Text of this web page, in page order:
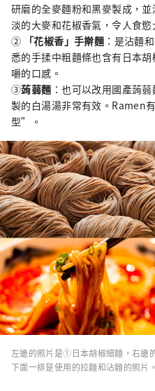
研磨的全麥麵粉和黑麥製成，
淡的大麥和花椒香氣，令人食慾
②
「花椒香」手擀麵 ：是沾麵
悉的手揉中粗麵條也含有日本
嚼的口感。
③蒟蒻麵 ：也可以改用國產蒟
製的白湯湯非常有效。
型”。
左邊的照片是①日本胡椒細麵，右邊
下面一排是使用的拉麵和沾麵的照片。